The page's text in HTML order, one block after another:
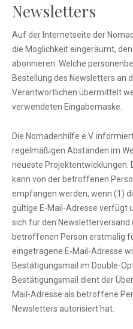
Newsletters
Auf der Internetseite der
die Möglichkeit eingeräumt,
abonnieren. Welche
Bestellung des Newsletters an
Verantwortlichen übermittelt
verwendeten Eingabemaske.
Die Nomadenhilfe e.V.
regelmäßigen Abständen im
neueste Projektentwicklungen.
kann von der betroffenen
empfangen werden, wenn (1)
gültige E-Mail-Adresse verfügt
sich für den Newsletterversand
betroffenen Person erstmalig
eingetragene E-Mail-Adresse
Bestätigungsmail im Double-
Bestätigungsmail dient der
Mail-Adresse als betroffene
Newsletters autorisiert hat.